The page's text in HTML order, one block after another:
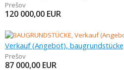
Prešov
120 000,00 EUR
Verkauf (Angebot),
Prešov
87 000,00 EUR